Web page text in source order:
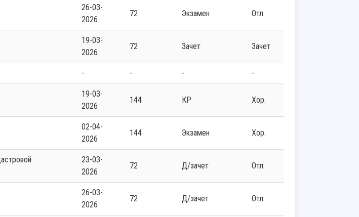
26-03-
2026
72 экзамен Отл.
19-03-
2026
72 зачет Зачет
- - - -
19-03-
2026
144 КР Хор.
02-04-
2026
144 экзамен Хор.
23-03-
2026
72 д/зачет Отл.
26-03-
2026
72 д/зачет Отл.